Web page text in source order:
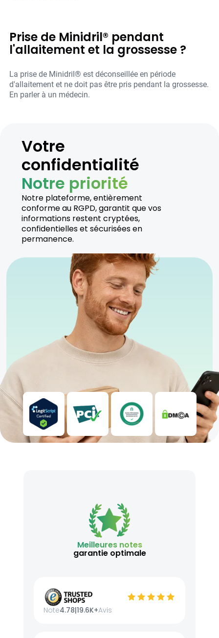
Prise de Minidril® pendant
l'allaitement et la grossesse ?
La prise de Minidril® est déconseillée en période
d'allaitement et ne doit pas être pris pendant la grossesse.
En parler à un médecin.
Votre
confidentialité
Notre priorité
Notre plateforme, entièrement
conforme au RGPD, garantit que vos
informations restent cryptées,
confidentielles et sécurisées en
permanence.
Meilleures notes
garantie optimale
Note4.78|19.6K+Avis